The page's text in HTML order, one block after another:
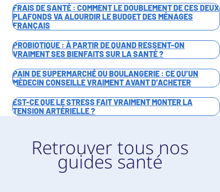
FRAIS DE SANTÉ : COMMENT LE DOUBLEMENT DE CES DEUX
PLAFONDS VA ALOURDIR LE BUDGET DES MÉNAGES
FRANÇAIS
PROBIOTIQUE : À PARTIR DE QUAND RESSENT-ON
VRAIMENT SES BIENFAITS SUR LA SANTÉ ?
PAIN DE SUPERMARCHÉ OU BOULANGERIE : CE QU’UN
MÉDECIN CONSEILLE VRAIMENT AVANT D’ACHETER
EST-CE QUE LE STRESS FAIT VRAIMENT MONTER LA
TENSION ARTÉRIELLE ?
Retrouver tous nos
guides santé